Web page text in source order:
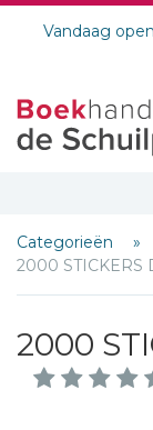
Vandaag
Categorieën
2000 STICKERS
2000